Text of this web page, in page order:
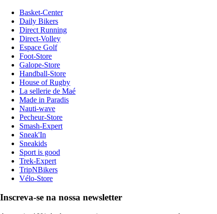
Basket-Center
Daily Bikers
Direct Running
Direct-Volley
Espace Golf
Foot-Store
Galope-Store
Handball-Store
House of Rugby
La sellerie de Maé
Made in Paradis
Nauti-wave
Pecheur-Store
Smash-Expert
Sneak'In
Sneakids
Sport is good
Trek-Expert
TripNBikers
Vélo-Store
Inscreva-se na nossa newsletter